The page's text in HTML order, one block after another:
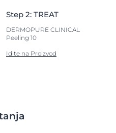
Step 2: TREAT
DERMOPURE CLINICAL
Peeling 10
Idite na Proizvod